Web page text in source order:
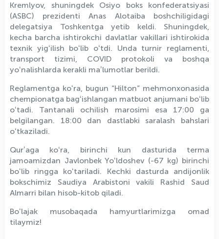
Kremlyov, shuningdek Osiyo boks konfederatsiyasi
(ASBC) prezidenti Anas Alotaiba boshchiligidagi
delegatsiya Toshkentga yetib keldi. Shuningdek,
kecha barcha ishtirokchi davlatlar vakillari ishtirokida
texnik yigʻilish boʻlib oʻtdi. Unda turnir reglamenti,
transport tizimi, COVID protokoli va boshqa
yoʻnalishlarda kerakli maʼlumotlar berildi.
Reglamentga koʻra, bugun “Hilton” mehmonxonasida
chempionatga bagʻishlangan matbuot anjumani boʻlib
oʻtadi. Tantanali ochilish marosimi esa 17:00 ga
belgilangan. 18:00 dan dastlabki saralash bahslari
oʻtkaziladi.
Qurʼaga koʻra, birinchi kun dasturida terma
jamoamizdan Javlonbek Yoʻldoshev (-67 kg) birinchi
boʻlib ringga koʻtariladi. Kechki dasturda andijonlik
bokschimiz Saudiya Arabistoni vakili Rashid Saud
Almarri bilan hisob-kitob qiladi.
Boʻlajak musobaqada hamyurtlarimizga omad
tilaymiz!